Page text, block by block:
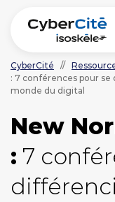
ACCÉDER
Ressources
CyberCité //
: 7 conférences pour
monde du digital
New
: 7